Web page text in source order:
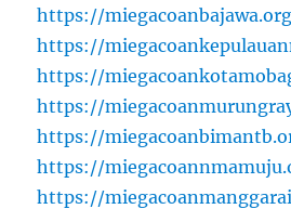
https://miegacoanbajawa.org
https://
https://
https://
https://
https://
https://